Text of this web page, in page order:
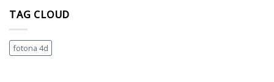
TAG CLOUD
fotona 4d